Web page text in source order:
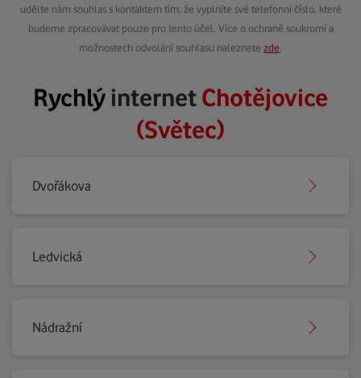
udělte nám souhlas s kontaktem tím, že vyplníte své telefonní číslo, které
budeme zpracovávat pouze pro tento účel. Více o ochraně soukromí a
možnostech odvolání souhlasu naleznete zde
RychlýinternetChotějovice
(Světec)
Dvořákova
Ledvická
Nádražní